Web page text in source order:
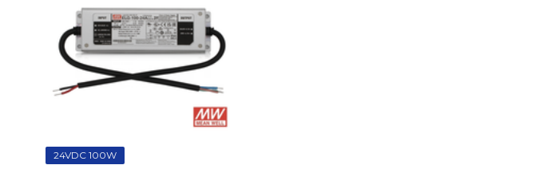
24VDC 100W